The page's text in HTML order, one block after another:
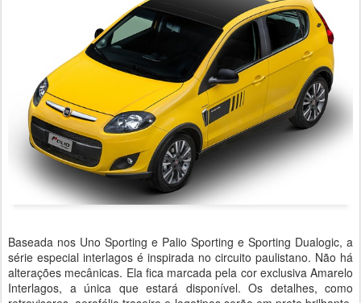
Baseada nos Uno Sporting e Palio Sporting e Sporting Dualogic, a
série especial interlagos é inspirada no circuito paulistano. Não há
alterações mecânicas. Ela fica marcada pela cor exclusiva Amarelo
Interlagos, a única que estará disponível. Os detalhes, como